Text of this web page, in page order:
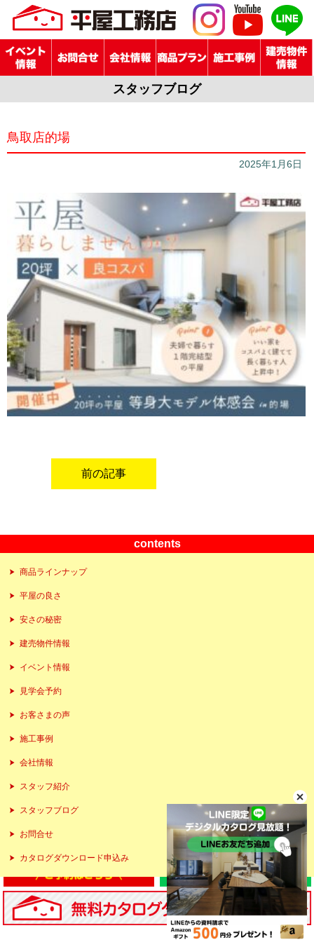
スタッフブログ
鳥取店的場
2025年1月6日
前の記事
contents
商品ラインナップ
平屋の良さ
安さの秘密
建売物件情報
イベント情報
見学会予約
お客さまの声
施工事例
会社情報
スタッフ紹介
スタッフブログ
お問合せ
カタログダウンロード申込み